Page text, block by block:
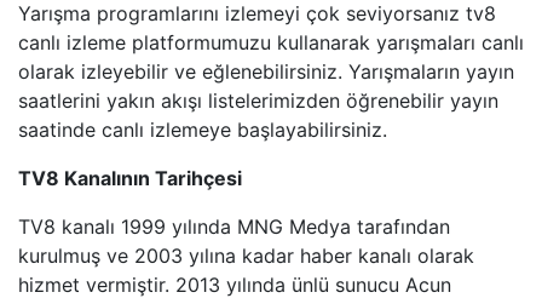
TRT SPOR
A SPOR
HT SPOR
DMAX
Yarışma programlarını izlemeyi çok seviyorsanız tv8
canlı izleme platformumuzu kullanarak yarışmaları canlı
olarak izleyebilir ve eğlenebilirsiniz. Yarışmaların yayın
saatlerini yakın akışı listelerimizden öğrenebilir yayın
saatinde canlı izlemeye başlayabilirsiniz.
TV8 Kanalının Tarihçesi
TV8 kanalı 1999 yılında MNG Medya tarafından
kurulmuş ve 2003 yılına kadar haber kanalı olarak
hizmet vermiştir. 2013 yılında ünlü sunucu Acun